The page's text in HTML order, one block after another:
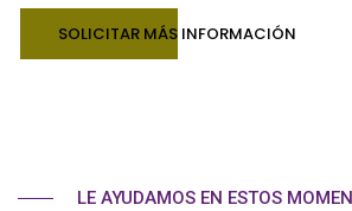
SOLICITAR MÁS INFORMACIÓN
LE AYUDAMOS EN ESTOS